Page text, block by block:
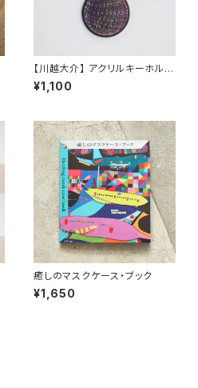
【川越大介】 アクリルキーホルダ
ー
¥1,100
癒しのマスクケース・ブック
¥1,650